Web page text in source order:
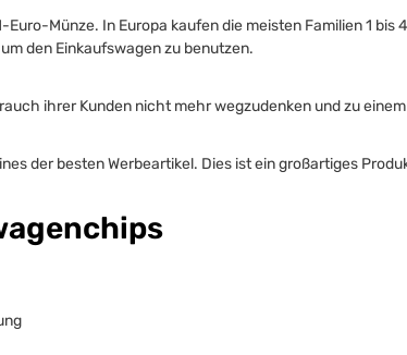
Münze. In Europa kaufen die meisten Familien 1
den Einkaufswagen zu benutzen.
ihrer Kunden nicht mehr wegzudenken und zu
der besten Werbeartikel. Dies ist ein großartiges